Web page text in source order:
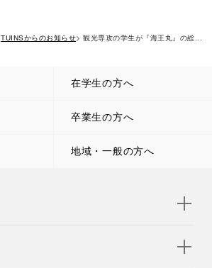
TUINSからのお知らせ 観光専攻の学生が『海王丸』の総...
在学生の方へ
卒業生の方へ
地域・一般の方へ